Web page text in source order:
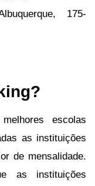
175-
escolas
as instituições
de mensalidade.
as instituições